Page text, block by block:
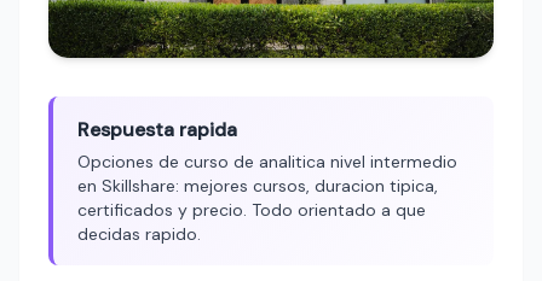
Respuesta rapida
Opciones de curso de analitica nivel intermedio
en Skillshare: mejores cursos, duracion tipica,
certificados y precio. Todo orientado a que
decidas rapido.